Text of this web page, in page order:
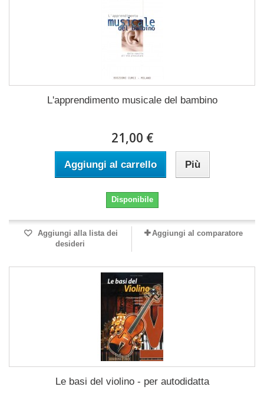
L'apprendimento musicale del bambino
21,00 €
Aggiungi al carrello Più
Disponibile
Aggiungi alla lista dei
desideri
Aggiungi al comparatore
Le basi del violino - per autodidatta